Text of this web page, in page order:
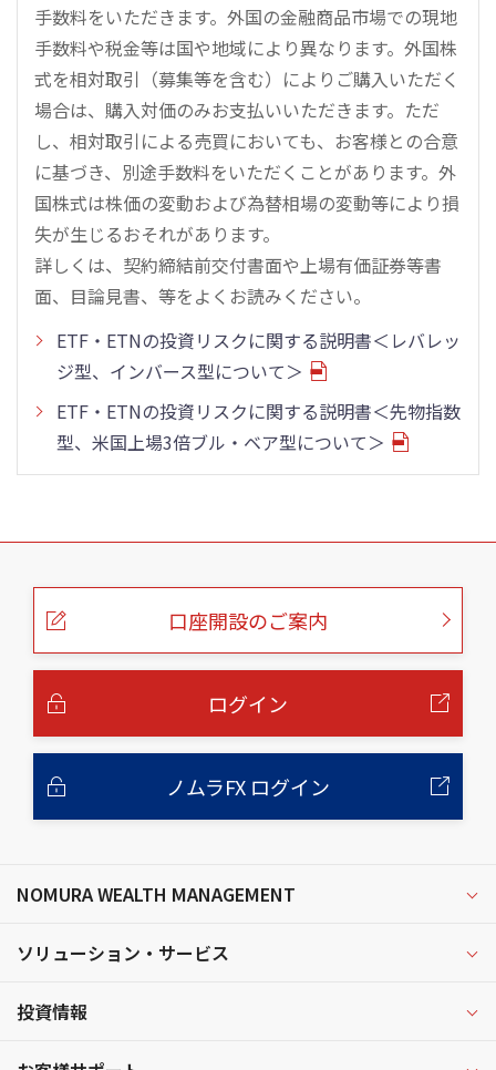
手数料をいただきます。外国の金融商品市場での現地
手数料や税金等は国や地域により異なります。外国株
式を相対取引（募集等を含む）によりご購入いただく
場合は、購入対価のみお支払いいただきます。ただ
し、相対取引による売買においても、お客様との合意
に基づき、別途手数料をいただくことがあります。外
国株式は株価の変動および為替相場の変動等により損
失が生じるおそれがあります。
詳しくは、契約締結前交付書面や上場有価証券等書
面、目論見書、等をよくお読みください。
ETF・ETNの投資リスクに関する説明書＜レバレッ
ジ型、インバース型について＞
ETF・ETNの投資リスクに関する説明書＜先物指数
型、米国上場3倍ブル・ベア型について＞
こ
口座開設のご案内
ログイン
ノムラFX ログイン
NOMURA WEALTH MANAGEMENT
ソリューション・サービス
投資情報